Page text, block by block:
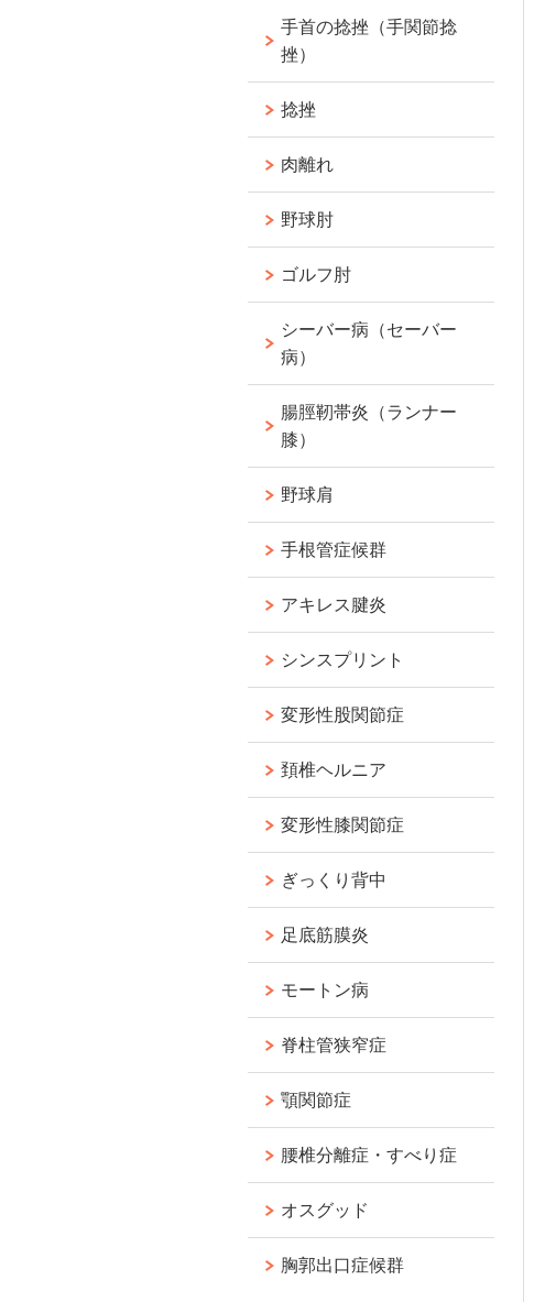
手首の捻挫（手関節捻
挫）
捻挫
肉離れ
野球肘
ゴルフ肘
シーバー病（セーバー
病）
腸脛靭帯炎（ランナー
膝）
野球肩
手根管症候群
アキレス腱炎
シンスプリント
変形性股関節症
頚椎ヘルニア
変形性膝関節症
ぎっくり背中
足底筋膜炎
モートン病
脊柱管狭窄症
顎関節症
腰椎分離症・すべり症
オスグッド
胸郭出口症候群